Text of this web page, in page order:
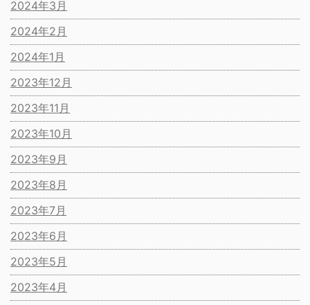
2024年3月
2024年2月
2024年1月
2023年12月
2023年11月
2023年10月
2023年9月
2023年8月
2023年7月
2023年6月
2023年5月
2023年4月